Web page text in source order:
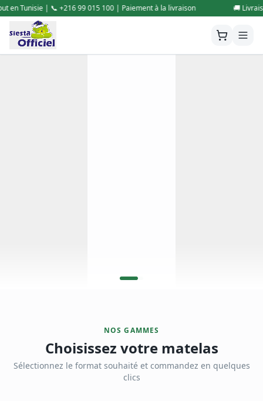
à la livraison 🚚 Livraison gratuite partout en Tunisie | 📞
NOS GAMMES
Choisissez votre matelas
Sélectionnez le format souhaité et commandez en quelques
clics